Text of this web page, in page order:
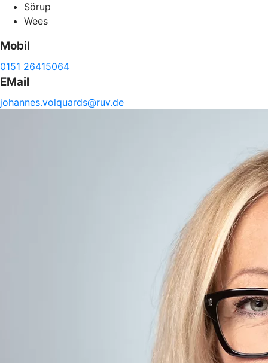
Sörup
Wees
Mobil
0151 26415064
EMail
johannes.volquards@ruv.de